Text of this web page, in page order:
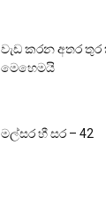
වැඩ කරන අතර
මෙහෙමයි
මල්සර හී සර – 42